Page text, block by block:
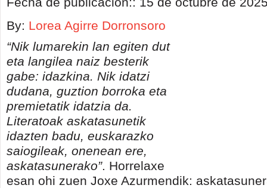
By: Lorea Agirre Dorronsoro
“Nik lumarekin lan egiten dut
eta langilea naiz besterik
gabe: idazkina. Nik idatzi
dudana, guztion borroka eta
premietatik idatzia da.
Literatoak askatasunetik
idazten badu, euskarazko
saiogileak, onenean ere,
askatasunerako”. Horrelaxe
esan ohi zuen Joxe Azurmendik: